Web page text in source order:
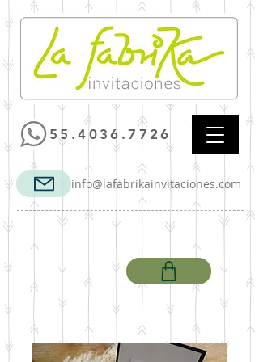
55.4036.7726
info@lafabrikainvitaciones.com